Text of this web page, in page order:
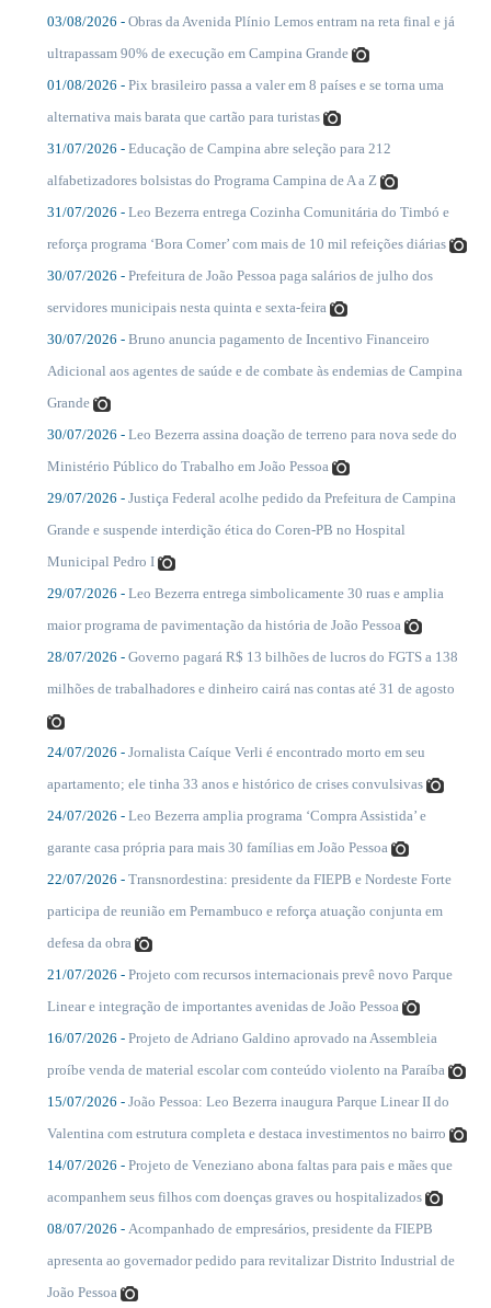
03/08/2026 - Obras da Avenida Plínio Lemos entram na reta final e já
ultrapassam 90% de execução em Campina Grande
01/08/2026 - Pix brasileiro passa a valer em 8 países e se torna uma
alternativa mais barata que cartão para turistas
31/07/2026 - Educação de Campina abre seleção para 212
alfabetizadores bolsistas do Programa Campina de A a Z
31/07/2026 - Leo Bezerra entrega Cozinha Comunitária do Timbó e
reforça programa ‘Bora Comer’ com mais de 10 mil refeições diárias
30/07/2026 - Prefeitura de João Pessoa paga salários de julho dos
servidores municipais nesta quinta e sexta-feira
30/07/2026 - Bruno anuncia pagamento de Incentivo Financeiro
Adicional aos agentes de saúde e de combate às endemias de Campina
Grande
30/07/2026 - Leo Bezerra assina doação de terreno para nova sede do
Ministério Público do Trabalho em João Pessoa
29/07/2026 - Justiça Federal acolhe pedido da Prefeitura de Campina
Grande e suspende interdição ética do Coren-PB no Hospital
Municipal Pedro I
29/07/2026 - Leo Bezerra entrega simbolicamente 30 ruas e amplia
maior programa de pavimentação da história de João Pessoa
28/07/2026 - Governo pagará R$ 13 bilhões de lucros do FGTS a 138
milhões de trabalhadores e dinheiro cairá nas contas até 31 de agosto
24/07/2026 - Jornalista Caíque Verli é encontrado morto em seu
apartamento; ele tinha 33 anos e histórico de crises convulsivas
24/07/2026 - Leo Bezerra amplia programa ‘Compra Assistida’ e
garante casa própria para mais 30 famílias em João Pessoa
22/07/2026 - Transnordestina: presidente da FIEPB e Nordeste Forte
participa de reunião em Pernambuco e reforça atuação conjunta em
defesa da obra
21/07/2026 - Projeto com recursos internacionais prevê novo Parque
Linear e integração de importantes avenidas de João Pessoa
16/07/2026 - Projeto de Adriano Galdino aprovado na Assembleia
proíbe venda de material escolar com conteúdo violento na Paraíba
15/07/2026 - João Pessoa: Leo Bezerra inaugura Parque Linear II do
Valentina com estrutura completa e destaca investimentos no bairro
14/07/2026 - Projeto de Veneziano abona faltas para pais e mães que
acompanhem seus filhos com doenças graves ou hospitalizados
08/07/2026 - Acompanhado de empresários, presidente da FIEPB
apresenta ao governador pedido para revitalizar Distrito Industrial de
João Pessoa